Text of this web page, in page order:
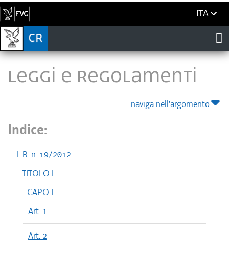
ITA
LEGGI E REGOLAMENTI
naviga nell'argomento
Indice:
L.R. n. 19/2012
TITOLO I
CAPO I
Art. 1
Art. 2